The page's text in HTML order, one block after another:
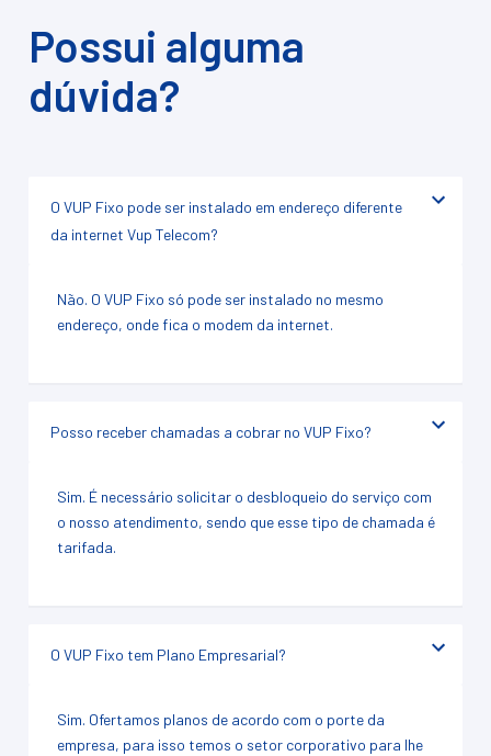
Possui alguma
dúvida?
O VUP Fixo pode ser instalado em endereço diferente
da internet Vup Telecom?
Não. O VUP Fixo só pode ser instalado no mesmo
endereço, onde fica o modem da internet.
Posso receber chamadas a cobrar no VUP Fixo?
Sim. É necessário solicitar o desbloqueio do serviço com
o nosso atendimento, sendo que esse tipo de chamada é
tarifada.
O VUP Fixo tem Plano Empresarial?
Sim. Ofertamos planos de acordo com o porte da
empresa, para isso temos o setor corporativo para lhe